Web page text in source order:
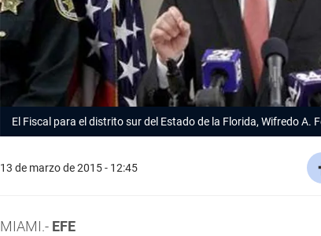
El Fiscal para el distrito sur del Estado de la Florida, Wifredo A.
13 de marzo de 2015 - 12:45
MIAMI.- EFE